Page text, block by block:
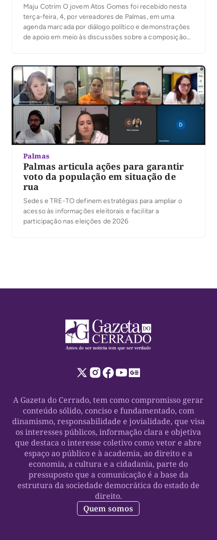
Maju Cotrim O jovem Atos Gomes foi recebido nesta
terça-feira, 4, por vereadores de Palmas, em uma
agenda marcada por diálogo político e demonstrações
de apoio em meio às discussões sobre a composição
conversou com Atos e muitos manifestaram […]
Palmas
Palmas articula ações para garantir
voto da população em situação de
rua
Sedes e TRE-TO definem estratégias para ampliar o
acesso às informações eleitorais e facilitar a
participação nas eleições de 2026
A Gazeta do Cerrado, tem como compromisso gerar
conteúdo sólido, conciso e fundamentado, com
dinamismo, responsabilidade e jovialidade, que visa
os interesses públicos, informação clara e objetiva
que destaca o interesse coletivo como vetor e abre
espaço ao público e à academia, ao direito e a
economia, a cultura e a cidadania, parte do
pressuposto que a comunicação é a base da
estrutura da sociedade democrática do estado de
direito.
Quem somos